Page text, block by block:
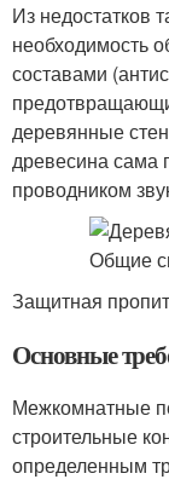
Из недостатков
необходимость
составами
деревянные
древесина сама
проводником
Защитная
Основные
Межкомнатные
строительные
определенным